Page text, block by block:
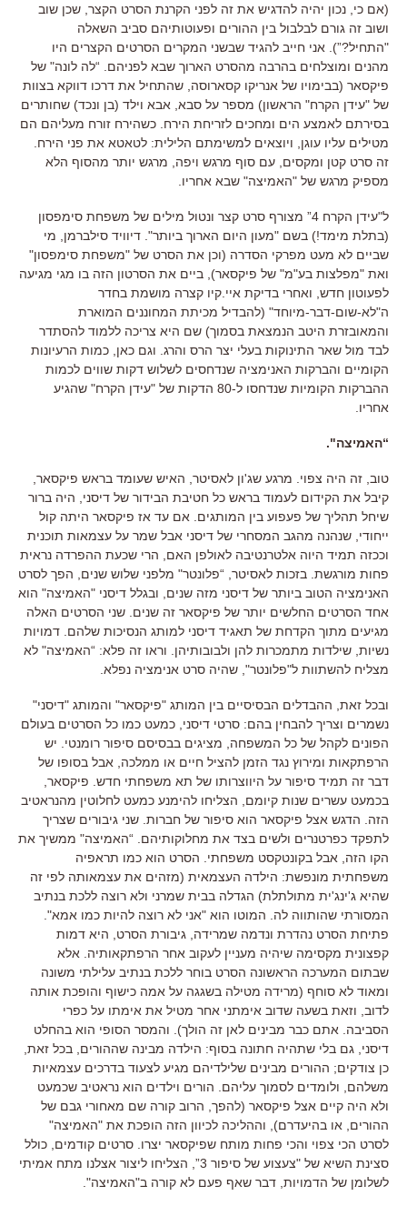
(אם כי, נכון יהיה להדגיש את זה לפני הקרנת הסרט הקצר, שכן שוב
ושוב זה גורם לבלבול בין ההורים ופעוטותיהם סביב השאלה
"התחיל?”). אני חייב להגיד שבשני המקרים הסרטים הקצרים היו
מהנים ומוצלחים בהרבה מהסרט הארוך שבא לפניהם. “לה לונה" של
פיקסאר (בבימויו של אנריקו קסארוסה, שהתחיל את דרכו דווקא בצוות
של "עידן הקרח" הראשון) מספר על סבא, אבא וילד (בן ונכד) שחותרים
בסירתם לאמצע הים ומחכים לזריחת הירח. כשהירח זורח מעליהם הם
מטילים עליו עוגן, ויוצאים למשימתם הלילית: לטאטא את פני הירח.
זה סרט קטן ומקסים, עם סוף מרגש ויפה, מרגש יותר מהסוף הלא
מספיק מרגש של "האמיצה" שבא אחריו.
ל"עידן הקרח 4” מצורף סרט קצר ונטול מילים של משפחת סימפסון
(בתלת מימד!) בשם "מעון היום הארוך ביותר". דיוויד סילברמן, מי
שביים לא מעט מפרקי הסדרה (וכן את הסרט של "משפחת סימפסון"
ואת "מפלצות בע"מ" של פיקסאר), ביים את הסרטון הזה בו מגי מגיעה
לפעוטון חדש, ואחרי בדיקת איי.קיו קצרה מושמת בחדר
ה"לא-שום-דבר-מיוחד" (להבדיל מכיתת המחוננים המוארת
והמאובזרת היטב הנמצאת בסמוך) שם היא צריכה ללמוד להסתדר
לבד מול שאר התינוקות בעלי יצר הרס והרג. וגם כאן, כמות הרעיונות
הקומיים והברקות האנימציה שנדחסים לשלוש דקות שווים לכמות
ההברקות הקומיות שנדחסו ל-80 הדקות של "עידן הקרח" שהגיע
אחריו.
“האמיצה".
טוב, זה היה צפוי. מרגע שג'ון לאסיטר, האיש שעומד בראש פיקסאר,
קיבל את הקידום לעמוד בראש כל חטיבת הבידור של דיסני, היה ברור
שיחל תהליך של פעפוע בין המותגים. אם עד אז פיקסאר היתה קול
ייחודי, שנהנה מהגב המסחרי של דיסני אבל שמר על עצמאות תוכנית
וככזה תמיד היוה אלטרנטיבה לאולפן האם, הרי שכעת ההפרדה נראית
פחות מורגשת. בזכות לאסיטר, “פלונטר" מלפני שלוש שנים, הפך לסרט
האנימציה הטוב ביותר של דיסני מזה שנים, ובגלל דיסני "האמיצה" הוא
אחד הסרטים החלשים יותר של פיקסאר זה שנים. שני הסרטים האלה
מגיעים מתוך הקדחת של תאגיד דיסני למותג הנסיכות שלהם. דמויות
נשיות, שילדות מתמכרות להן ולבובותיהן. וראו זה פלא: “האמיצה" לא
מצליח להשתוות ל"פלונטר", שהיה סרט אנימציה נפלא.
ובכל זאת, ההבדלים הבסיסיים בין המותג "פיקסאר" והמותג "דיסני"
נשמרים וצריך להבחין בהם: סרטי דיסני, כמעט כמו כל הסרטים בעולם
הפונים לקהל של כל המשפחה, מציגים בבסיסם סיפור רומנטי. יש
הרפתקאות ומירוץ נגד הזמן להציל חיים או ממלכה, אבל בסופו של
דבר זה תמיד סיפור על היווצרותו של תא משפחתי חדש. פיקסאר,
בכמעט עשרים שנות קיומם, הצליחו להימנע כמעט לחלוטין מהנראטיב
הזה. הדגש אצל פיקסאר הוא סיפור של חברות. שני גיבורים שצריך
לתפקד כפרטנרים ולשים בצד את מחלוקותיהם. “האמיצה" ממשיך את
הקו הזה, אבל בקונטקסט משפחתי. הסרט הוא כמו תראפיה
משפחתית מונפשת: הילדה העצמאית (מזהים את עצמאותה לפי זה
שהיא ג'ינג'ית מתולתלת) הגדלה בבית שמרני ולא רוצה ללכת בנתיב
המסורתי שהותווה לה. המוטו הוא "אני לא רוצה להיות כמו אמא".
פתיחת הסרט נהדרת ונדמה שמרידה, גיבורת הסרט, היא דמות
קפצונית מקסימה שיהיה מעניין לעקוב אחר הרפתקאותיה. אלא
שבתום המערכה הראשונה הסרט בוחר ללכת בנתיב עלילתי משונה
ומאוד לא סוחף (מרידה מטילה בשגגה על אמה כישוף והופכת אותה
לדוב, וזאת בשעה שדוב אימתני אחר מטיל את אימתו על כפרי
הסביבה. אתם כבר מבינים לאן זה הולך). והמסר הסופי הוא בהחלט
דיסני, גם בלי שתהיה חתונה בסוף: הילדה מבינה שההורים, בכל זאת,
כן צודקים; ההורים מבינים שלילדיהם מגיע לצעוד בדרכים עצמאיות
משלהם, ולומדים לסמוך עליהם. הורים וילדים הוא נראטיב שכמעט
ולא היה קיים אצל פיקסאר (להפך, הרוב קורה שם מאחורי גבם של
ההורים, או בהיעדרם), וההליכה לכיוון הזה הופכת את "האמיצה"
לסרט הכי צפוי והכי פחות מותח שפיקסאר יצרו. סרטים קודמים, כולל
סצינת השיא של "צעצוע של סיפור 3”, הצליחו ליצור אצלנו מתח אמיתי
לשלומן של הדמויות, דבר שאף פעם לא קורה ב"האמיצה".